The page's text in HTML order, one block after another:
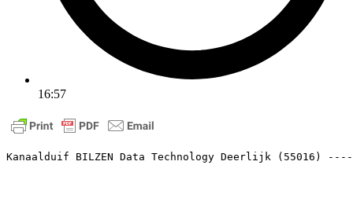
16:57
Kanaalduif BILZEN Data Technology Deerlijk (55016)